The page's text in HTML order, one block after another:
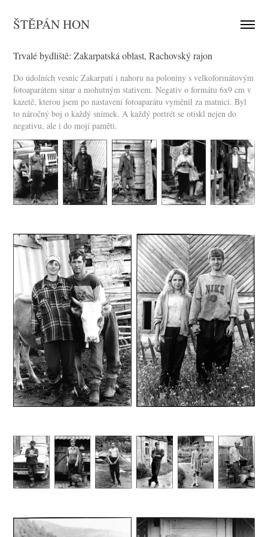
ŠTĚPÁN HON
Trvalé bydliště: Zakarpatská oblast, Rachovský rajon
Do údolních vesnic Zakarpatí i nahoru na poloniny s velkoformátovým
fotoaparátem sinar a mohutným stativem. Negativ o formátu 6x9 cm v
kazetě, kterou jsem po nastavení fotoaparátu vyměnil za matnici. Byl
to náročný boj o každý snímek. A každý portrét se otiskl nejen do
negativu, ale i do mojí paměti.